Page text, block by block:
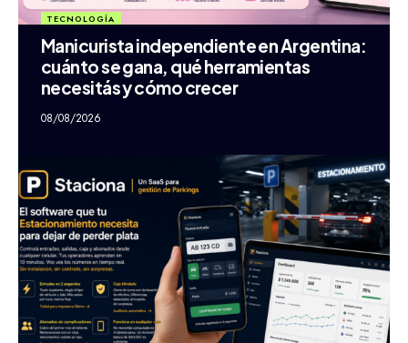
TECNOLOGÍA
Manicurista independiente en Argentina:
cuánto se gana, qué herramientas
necesitás y cómo crecer
08/08/2026